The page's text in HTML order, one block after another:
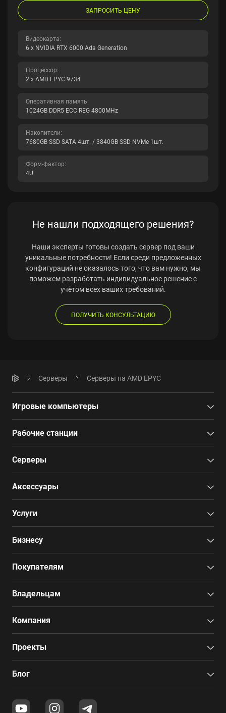
ЗАПРОСИТЬ ЦЕНУ
Видеокарта:
6 x NVIDIA RTX 6000 Ada Generation
Процессор:
2 x AMD EPYC 9734
Оперативная память:
1024GB DDR5 ECC REG 4800MHz
Накопители:
7680GB SSD SATA 4шт. / 3840GB SSD NVMe 1шт.
Форм-фактор:
4U
Не нашли подходящего решения?
Наши эксперты готовы создать сервер под ваши
уникальные потребности! Если среди предложенных
конфигураций не оказалось того, что вам нужно, мы
поможем разработать индивидуальное решение с
учётом всех ваших требований.
ПОЛУЧИТЬ КОНСУЛЬТАЦИЮ
Серверы Серверы на AMD EPYC
Игровые компьютеры
Рабочие станции
Серверы
Аксессуары
Услуги
Бизнесу
Покупателям
Владельцам
Компания
Проекты
Блог